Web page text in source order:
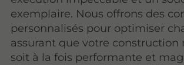
exemplaire. Nous offrons des
personnalisés pour optimiser
assurant que votre construction
soit à la fois performante et